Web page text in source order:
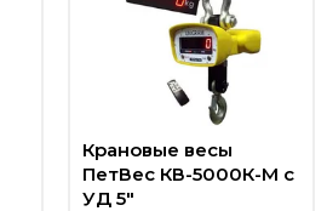
Крановые весы
ПетВес КВ-5000К-М с
УД 5"